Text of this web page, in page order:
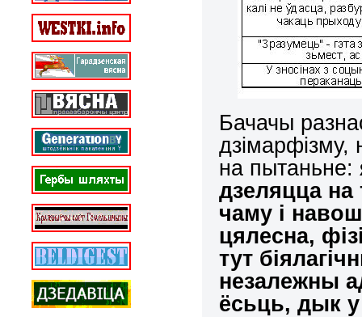
Бачачы
дзімарфізму,
на пытаньне:
дзеляцца
чаму і
цялесна,
тут
незалежны
ёсьць, дык